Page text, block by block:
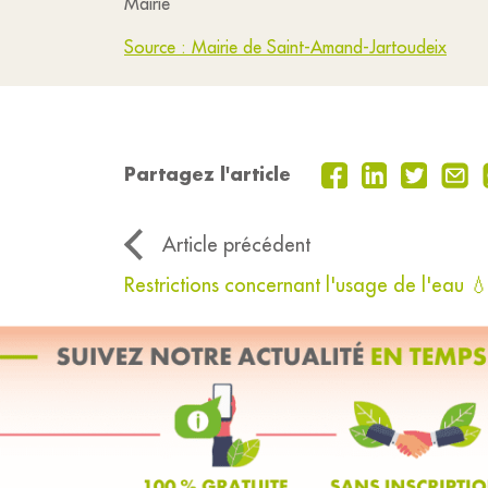
Source : Mairie de Saint-Amand-Jartoudeix
Partagez l'article
Article précédent
Restrictions concernant l'usage de l'eau 💧